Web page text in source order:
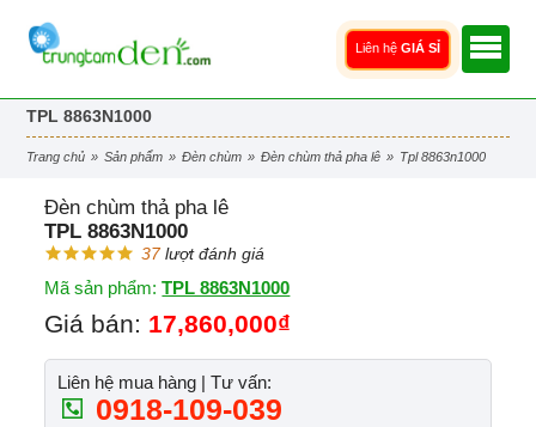
Liên hệ GIÁ SỈ
TPL 8863N1000
trang chủ » sản phẩm » đèn chùm » đèn chùm thả pha lê » tpl 8863n1000
Đèn chùm thả pha lê
TPL 8863N1000
37lượt đánh giá
Mã sản phẩm:TPL 8863N1000
Giá bán: 17,860,000₫
Liên hệ mua hàng | Tư vấn:
0918-109-039